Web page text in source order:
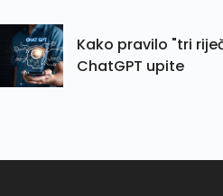
Kako pravilo "tri
ChatGPT upite